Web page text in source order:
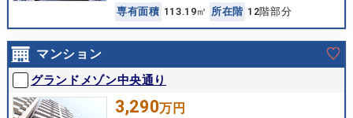
専有面積 113.19㎡ 所在階 12階部分
マンション
グランドメゾン中央通り
3,290万円